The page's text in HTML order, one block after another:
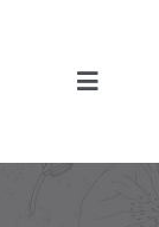
Toggle